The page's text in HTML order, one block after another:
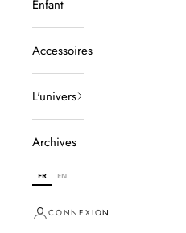
Enfant
Accessoires
L'univers
Archives
FR EN
CONNEXION